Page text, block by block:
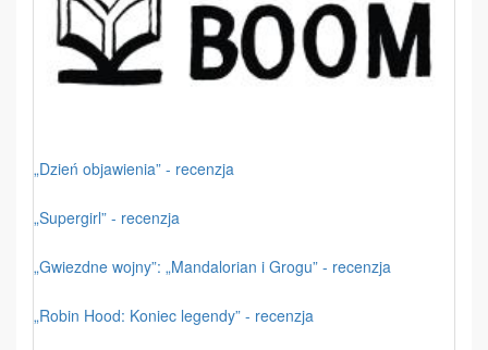
„Dzień objawienia” - recenzja
„Supergirl” - recenzja
„Gwiezdne wojny”: „Mandalorian i Grogu” - recenzja
„Robin Hood: Koniec legendy” - recenzja